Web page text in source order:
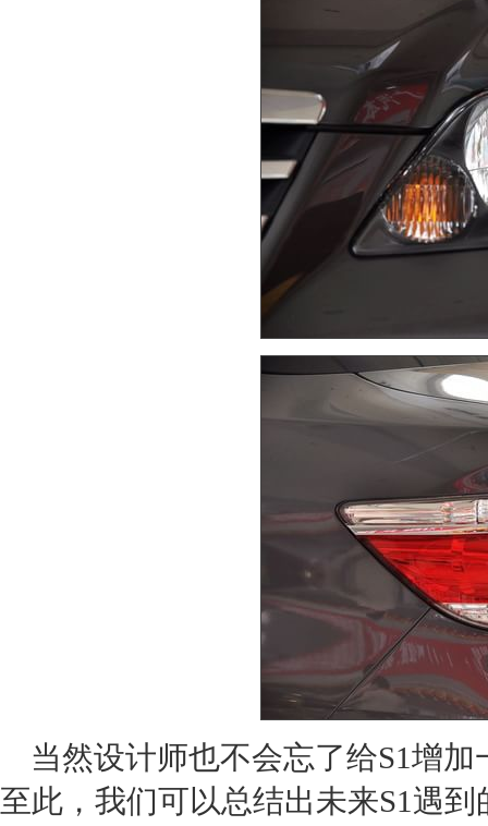
当然设计师也不会忘了给S1增加
至此，我们可以总结出未来S1遇